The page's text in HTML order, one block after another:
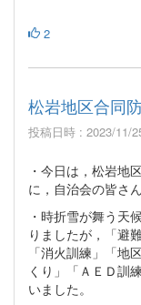
2
松岩地区合同
投稿日時 : 2023/11/
・今日は，松岩地
に，自治会の皆さ
・時折雪が舞う天
りましたが，「避
「消火訓練」「地
くり」「ＡＥＤ訓
いました。